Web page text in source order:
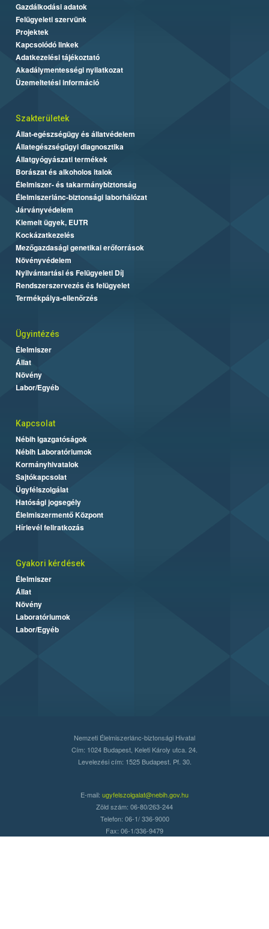
Gazdálkodási adatok
Felügyeleti szervünk
Projektek
Kapcsolódó linkek
Adatkezelési tájékoztató
Akadálymentességi nyilatkozat
Üzemeltetési információ
Szakterületek
Állat-egészségügy és állatvédelem
Állategészségügyi diagnosztika
Állatgyógyászati termékek
Borászat és alkoholos italok
Élelmiszer- és takarmánybiztonság
Élelmiszerlánc-biztonsági laborhálózat
Járványvédelem
Kiemelt ügyek, EUTR
Kockázatkezelés
Mezőgazdasági genetikai erőforrások
Növényvédelem
Nyilvántartási és Felügyeleti Díj
Rendszerszervezés és felügyelet
Termékpálya-ellenőrzés
Ügyintézés
Élelmiszer
Állat
Növény
Labor/Egyéb
Kapcsolat
Nébih Igazgatóságok
Nébih Laboratóriumok
Kormányhivatalok
Sajtókapcsolat
Ügyfélszolgálat
Hatósági jogsegély
Élelmiszermentő Központ
Hírlevél feliratkozás
Gyakori kérdések
Élelmiszer
Állat
Növény
Laboratóriumok
Labor/Egyéb
Nemzeti Élelmiszerlánc-biztonsági Hivatal
Cím: 1024 Budapest, Keleti Károly utca. 24.
Levelezési cím: 1525 Budapest. Pf. 30.
E-mail: ugyfelszolgalat@nebih.gov.hu
Zöld szám: 06-80/263-244
Telefon: 06-1/ 336-9000
Fax: 06-1/336-9479